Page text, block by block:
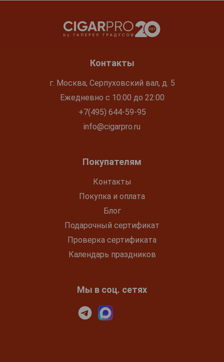
Контакты
г. Москва, Серпуховский вал, д. 5
Ежедневно с 10:00 до 22:00
+7(495) 644-59-95
info@cigarpro.ru
Покупателям
Контакты
Покупка и оплата
Блог
Подарочный сертификат
Проверка сертификата
Календарь праздников
Мы в соц. сетях